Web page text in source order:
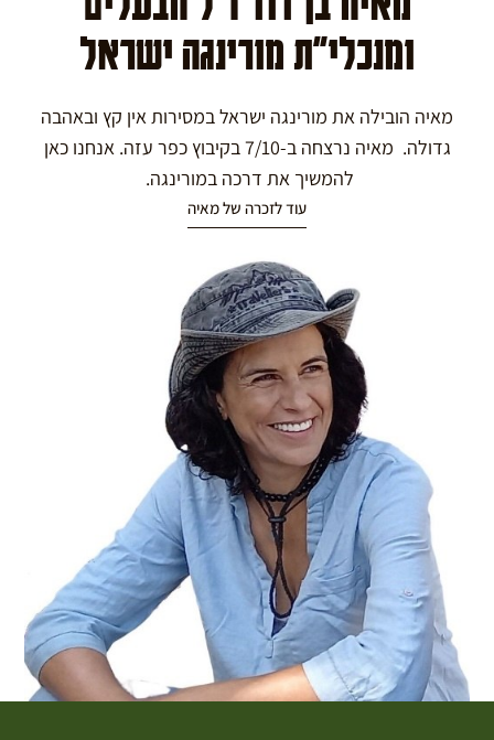
ומנכלי"ת מורינגה ישראל
מאיה הובילה את מורינגה ישראל במסירות אין קץ ובאהבה
גדולה. מאיה נרצחה ב-7/10 בקיבוץ כפר עזה. אנחנו כאן
להמשיך את דרכה במורינגה.
עוד לזכרה של מאיה